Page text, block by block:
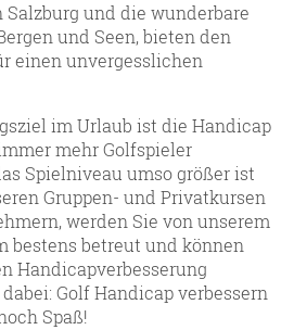
und die wunderbare
und Seen, bieten den
einen unvergesslichen
im Urlaub ist die Handicap
mehr Golfspieler
Spielniveau umso größer ist
Gruppen- und Privatkursen
werden Sie von unserem
bestens betreut und können
Handicapverbesserung
Golf Handicap verbessern
Spaß!